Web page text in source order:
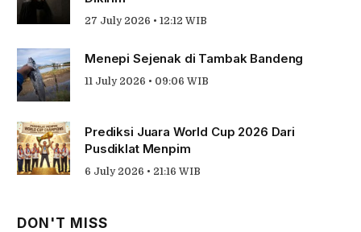
27 July 2026 • 12:12 WIB
Menepi Sejenak di Tambak Bandeng
11 July 2026 • 09:06 WIB
Prediksi Juara World Cup 2026 Dari
Pusdiklat Menpim
6 July 2026 • 21:16 WIB
DON'T MISS